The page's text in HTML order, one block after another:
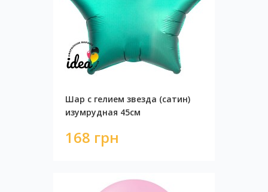
Шар с гелием звезда (сатин)
изумрудная 45см
168 грн